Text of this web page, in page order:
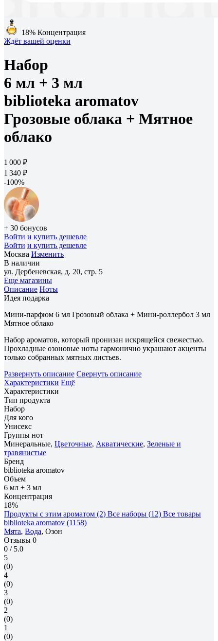
18% Концентрация
Ждёт вашей оценки
Набор
6 мл + 3 мл
biblioteka aromatov
Грозовые облака + Мятное
облако
1 000 ₽
1 340 ₽
-100%
+ 30 бонусов
Войти и купить дешевле
Войти и купить дешевле
Москва Изменить
В наличии
ул. Дербеневская, д. 20, стр. 5
Еще магазины
Описание Ноты
Идея подарка
Мини-парфюм 6 мл Грозовый облака + Мини-роллербол 3 мл
Мятное облако
Набор ароматов, который пронизан искрящейся свежестью.
Прохладные озоновые ноты гармонично украшают акценты
только собранных мятных листьев.
Развернуть описание Свернуть описание
Характеристики Ещё
Характеристики
Тип продукта
Набор
Для кого
Унисекс
Группы нот
Минеральные, Цветочные, Акватические, Зеленые и
травянистые
Бренд
biblioteka aromatov
Объем
6 мл + 3 мл
Концентрация
18%
Продукты с этим ароматом (2) Все наборы (12) Все товары
biblioteka aromatov (1158)
Мята, Вода, Озон
Отзывы 0
0 / 5.0
5
(0)
4
(0)
3
(0)
2
(0)
1
(0)